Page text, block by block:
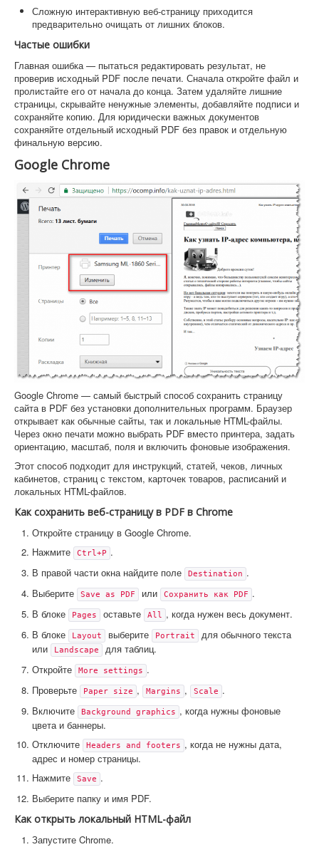
Сложную интерактивную веб-страницу приходится
предварительно очищать от лишних блоков.
Частые ошибки
Главная ошибка — пытаться редактировать результат, не
проверив исходный PDF после печати. Сначала откройте файл и
пролистайте его от начала до конца. Затем удаляйте лишние
страницы, скрывайте ненужные элементы, добавляйте подписи и
сохраняйте копию. Для юридически важных документов
сохраняйте отдельный исходный PDF без правок и отдельную
финальную версию.
Google Chrome
Google Chrome — самый быстрый способ сохранить страницу
сайта в PDF без установки дополнительных программ. Браузер
открывает как обычные сайты, так и локальные HTML-файлы.
Через окно печати можно выбрать PDF вместо принтера, задать
ориентацию, масштаб, поля и включить фоновые изображения.
Этот способ подходит для инструкций, статей, чеков, личных
кабинетов, страниц с текстом, карточек товаров, расписаний и
локальных HTML-файлов.
Как сохранить веб-страницу в PDF в Chrome
Откройте страницу в Google Chrome.
Нажмите
Ctrl+P .
В правой части окна найдите поле
Destination .
Выберите
Save as PDF или Сохранить как PDF .
В блоке
Pages оставьте All , когда нужен весь документ.
В блоке
Layout выберите Portrait
для обычного текста
или
Landscape
для таблиц.
Откройте
More settings .
Проверьте
Paper size , Margins , Scale .
Включите
Background graphics , когда нужны фоновые
цвета и баннеры.
Отключите
Headers and footers , когда не нужны дата,
адрес и номер страницы.
Нажмите
Save .
Выберите папку и имя PDF.
Как открыть локальный HTML-файл
Запустите Chrome.